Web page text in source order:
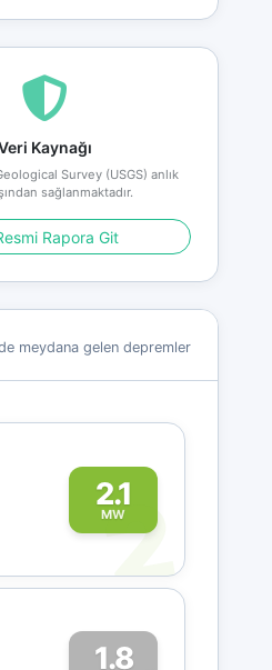
Kaynağı
Survey (USGS) anlık
sağlanmaktadır.
Rapora Git
meydana gelen depremler
2.1
MW
2
1.8